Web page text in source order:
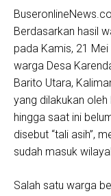
Berdasarkan hasil
pada Kamis, 21
warga Desa
Barito Utara,
yang dilakukan
hingga saat ini
disebut “tali asih”,
sudah masuk
Salah satu warga